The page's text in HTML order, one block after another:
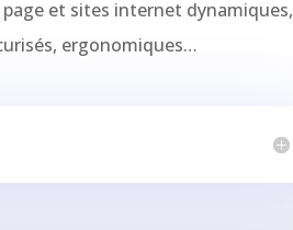
et sites internet dynamiques,
ergonomiques…